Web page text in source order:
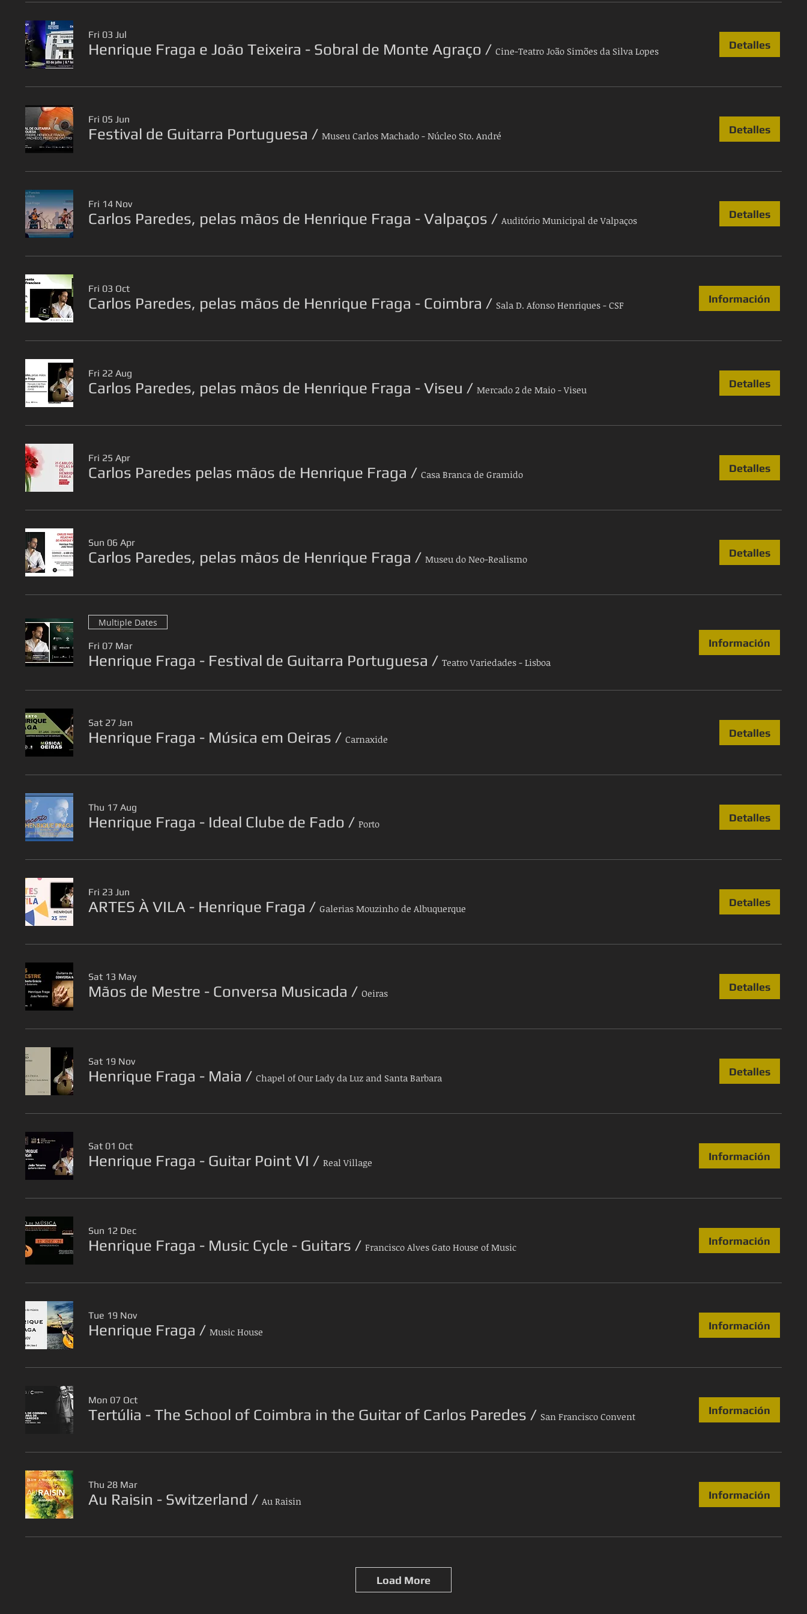
Fri 03 Jul
Henrique Fraga e João Teixeira - Sobral de Monte Agraço / Cine-Teatro João Simões da Silva Lopes
Detalles
Fri 05 Jun
Festival de Guitarra Portuguesa / Museu Carlos Machado - Núcleo Sto. André
Detalles
Fri 14 Nov
Carlos Paredes, pelas mãos de Henrique Fraga - Valpaços / Auditório Municipal de Valpaços
Detalles
Fri 03 Oct
Carlos Paredes, pelas mãos de Henrique Fraga - Coimbra / Sala D. Afonso Henriques - CSF
Información
Fri 22 Aug
Carlos Paredes, pelas mãos de Henrique Fraga - Viseu / Mercado 2 de Maio - Viseu
Detalles
Fri 25 Apr
Carlos Paredes pelas mãos de Henrique Fraga / Casa Branca de Gramido
Detalles
Sun 06 Apr
Carlos Paredes, pelas mãos de Henrique Fraga / Museu do Neo-Realismo
Detalles
Multiple Dates
Fri 07 Mar
Henrique Fraga - Festival de Guitarra Portuguesa / Teatro Variedades - Lisboa
Información
Sat 27 Jan
Henrique Fraga - Música em Oeiras / Carnaxide
Detalles
Thu 17 Aug
Henrique Fraga - Ideal Clube de Fado / Porto
Detalles
Fri 23 Jun
ARTES À VILA - Henrique Fraga / Galerias Mouzinho de Albuquerque
Detalles
Sat 13 May
Mãos de Mestre - Conversa Musicada / Oeiras
Detalles
Sat 19 Nov
Henrique Fraga - Maia / Chapel of Our Lady da Luz and Santa Barbara
Detalles
Sat 01 Oct
Henrique Fraga - Guitar Point VI / Real Village
Información
Sun 12 Dec
Henrique Fraga - Music Cycle - Guitars / Francisco Alves Gato House of Music
Información
Tue 19 Nov
Henrique Fraga / Music House
Información
Mon 07 Oct
Tertúlia - The School of Coimbra in the Guitar of Carlos Paredes / San Francisco Convent
Información
Thu 28 Mar
Au Raisin - Switzerland / Au Raisin
Información
Load More